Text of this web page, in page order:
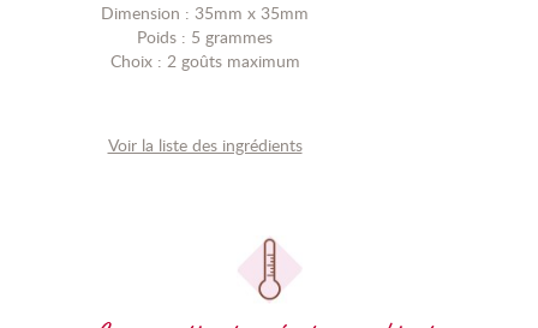
Dimension : 35mm x 35mm
Poids : 5 grammes
Choix : 2 goûts maximum
Voir la liste des ingrédients